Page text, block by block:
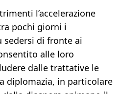
l’accelerazione
pochi giorni i
sedersi di fronte ai
alle loro
dalle trattative le
diplomazia, in particolare